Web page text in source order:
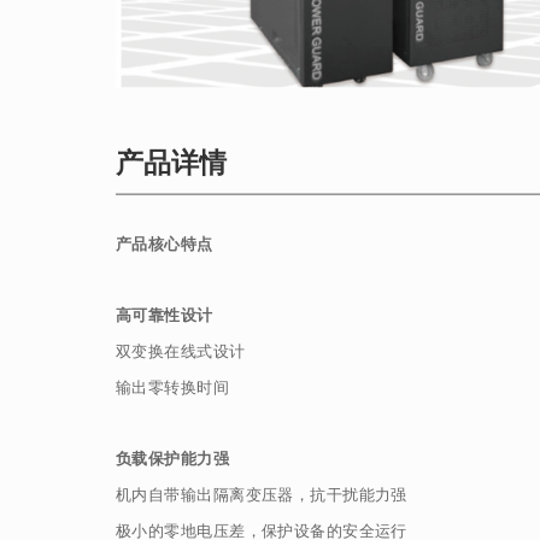
产品核心特点
高可靠性设计
双变换在线式设计
输出零转换时间
负载保护能力强
机内自带输出隔离变压器，抗干扰能力强
极小的零地电压差，保护设备的安全运行
产品详情